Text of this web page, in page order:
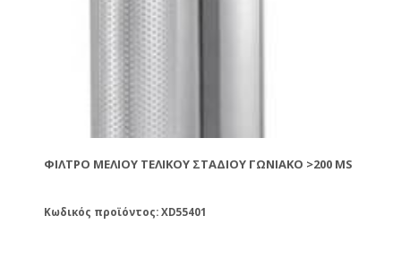
ΦΊΛΤΡΟ ΜΕΛΙΟΎ ΤΕΛΙΚΟΎ ΣΤΑΔΊΟΥ ΓΩΝΙΑΚΌ >200 MS
Κωδικός προϊόντος: XD55401